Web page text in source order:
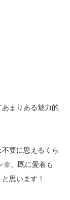
まりある魅力的
要に思えるくら
車、既に愛着も
思います！